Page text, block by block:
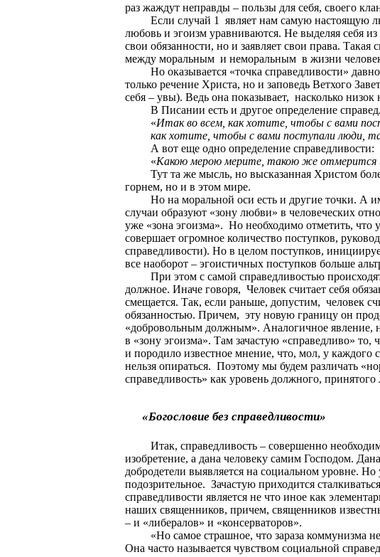
раз жаждут неправды – пользы для себя, своего
Если случай 1
являет нам самую настоящую
любовь и эгоизм уравниваются. Не выделяя себя
свои обязанности, но и заявляет свои права.
между моральным и неморальным в жизни
Но оказывается «точка справедливости»
только речение Христа, но и заповедь Ветхого
себя – увы). Ведь она показывает, насколько низок
В Писании есть и другое определение
«Итак во всем, как хотите, чтобы с вами
как хотите, чтобы с вами поступали люди,
А вот еще одно определение справедливости:
«Какою мерою мерите, такою же отмерится
Тут та же мысль, но высказанная Христом
горнем, но и в этом мире.
Но на моральной оси есть и другие точки. А
случаи образуют «зону любви» в человеческих
уже «зона эгоизма». Но необходимо отметить, что
совершает огромное количество поступков,
справедливости). Но в целом поступков,
все наоборот – эгоистичных поступков больше
При этом с самой справедливостью
должное. Иначе говоря, Человек считает себя
смещается. Так, если раньше, допустим, человек
обязанностью. Причем, эту новую границу он
«добровольным должным». Аналогичное явление,
в «зону эгоизма». Там зачастую «справедливо» то,
и породило известное мнение, что, мол, у каждого
нельзя опираться. Поэтому мы будем различать
справедливость» как уровень должного,
«Богословие без справедливости»
Итак, справедливость – совершенно
изобретение, а дана человеку самим Господом.
добродетели выявляется на социальном уровне.
подозрительное. Зачастую приходится
справедливости является не что иное как
наших священников, причем, священников
– и «либералов» и «консерваторов».
«Но самое страшное, что зараза коммунизма
Она часто называется чувством социальной